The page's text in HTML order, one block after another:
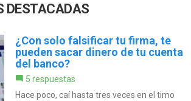
DESTACADAS
¿Con solo falsificar tu firma, te
pueden sacar dinero de tu cuenta
del banco?
5 respuestas
Hace poco, caí hasta tres veces en el timo